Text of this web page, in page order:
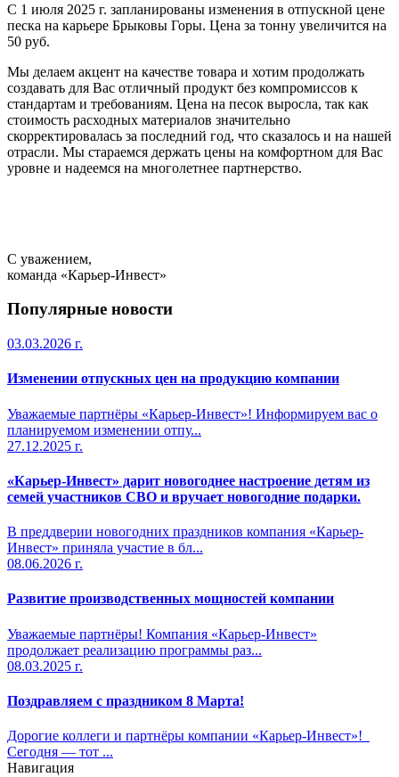
С 1 июля 2025 г. запланированы изменения в отпускной цене
песка на карьере Брыковы Горы. Цена за тонну увеличится на
50 руб.
Мы делаем акцент на качестве товара и хотим продолжать
создавать для Вас отличный продукт без компромиссов к
стандартам и требованиям. Цена на песок выросла, так как
стоимость расходных материалов значительно
скорректировалась за последний год, что сказалось и на нашей
отрасли. Мы стараемся держать цены на комфортном для Вас
уровне и надеемся на многолетнее партнерство.
С уважением,
команда «Карьер-Инвест»
Популярные новости
03.03.2026 г.
Изменении отпускных цен на продукцию компании
Уважаемые партнёры «Карьер-Инвест»! Информируем вас о
планируемом изменении отпу...
27.12.2025 г.
«Карьер-Инвест» дарит новогоднее настроение детям из
семей участников СВО и вручает новогодние подарки.
В преддверии новогодних праздников компания «Карьер-
Инвест» приняла участие в бл...
08.06.2026 г.
Развитие производственных мощностей компании
Уважаемые партнёры! Компания «Карьер-Инвест»
продолжает реализацию программы раз...
08.03.2025 г.
Поздравляем с праздником 8 Марта!
Дорогие коллеги и партнёры компании «Карьер-Инвест»!
Сегодня — тот ...
Навигация